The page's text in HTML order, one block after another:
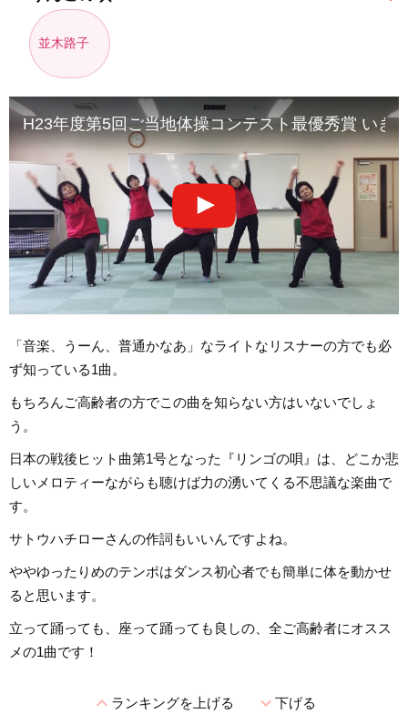
並木路子
H23年度第5回ご当地体操コンテスト最優秀賞 いき
「音楽、うーん、普通かなあ」なライトなリスナーの方でも必
ず知っている1曲。
もちろんご高齢者の方でこの曲を知らない方はいないでしょ
う。
日本の戦後ヒット曲第1号となった『リンゴの唄』は、どこか悲
しいメロティーながらも聴けば力の湧いてくる不思議な楽曲で
す。
サトウハチローさんの作詞もいいんですよね。
ややゆったりめのテンポはダンス初心者でも簡単に体を動かせ
ると思います。
立って踊っても、座って踊っても良しの、全ご高齢者にオスス
メの1曲です！
expand_lessランキングを上げる expand_more下げる